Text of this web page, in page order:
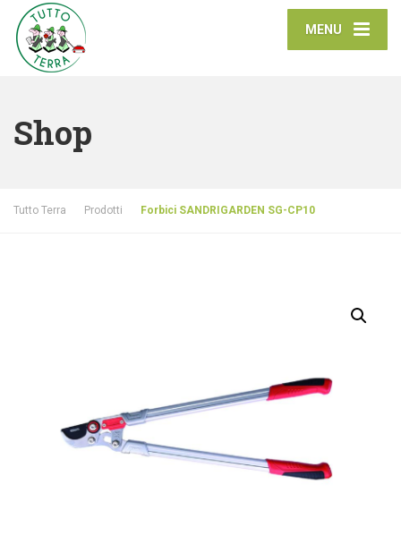
MENU
Shop
Tutto Terra Prodotti Forbici SANDRIGARDEN SG-CP10